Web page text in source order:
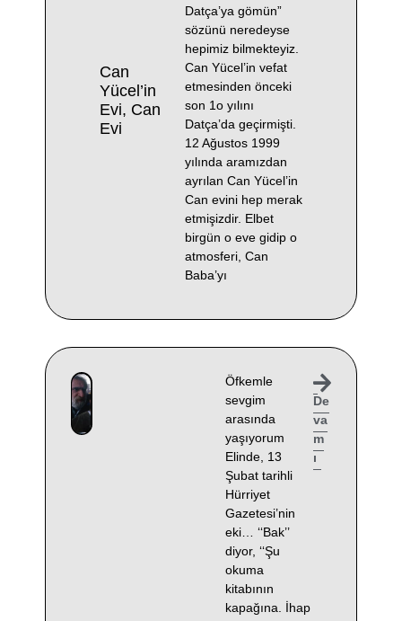
Can
Yücel’in
Evi, Can
Evi
Datça’ya gömün”
sözünü neredeyse
hepimiz bilmekteyiz.
Can Yücel’in vefat
etmesinden önceki
son 1o yılını
Datça’da geçirmişti.
12 Ağustos 1999
yılında aramızdan
ayrılan Can Yücel’in
Can evini hep merak
etmişizdir. Elbet
birgün o eve gidip o
atmosferi, Can
Baba’yı
Öfkemle
sevgim
arasında
yaşıyorum
Elinde, 13
Şubat tarihli
Hürriyet
Gazetesi’nin
eki… ‘‘Bak’’
diyor, ‘‘Şu
okuma
kitabının
kapağına. İhap
De
va
m
ı